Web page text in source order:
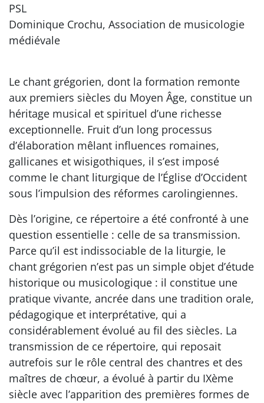
PSL
Dominique Crochu, Association de musicologie
médiévale
Le chant grégorien, dont la formation remonte
aux premiers siècles du Moyen Âge, constitue un
héritage musical et spirituel d’une richesse
exceptionnelle. Fruit d’un long processus
d’élaboration mêlant influences romaines,
gallicanes et wisigothiques, il s’est imposé
comme le chant liturgique de l’Église d’Occident
sous l’impulsion des réformes carolingiennes.
Dès l’origine, ce répertoire a été confronté à une
question essentielle : celle de sa transmission.
Parce qu’il est indissociable de la liturgie, le
chant grégorien n’est pas un simple objet d’étude
historique ou musicologique : il constitue une
pratique vivante, ancrée dans une tradition orale,
pédagogique et interprétative, qui a
considérablement évolué au fil des siècles. La
transmission de ce répertoire, qui reposait
autrefois sur le rôle central des chantres et des
maîtres de chœur, a évolué à partir du IXème
siècle avec l’apparition des premières formes de